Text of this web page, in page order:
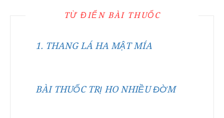
TỪ ĐIỂN BÀI THUỐC
1. THANG LÁ HA MẬT MÍA
BÀI THUỐC TRỊ HO NHIỀU ĐỜM